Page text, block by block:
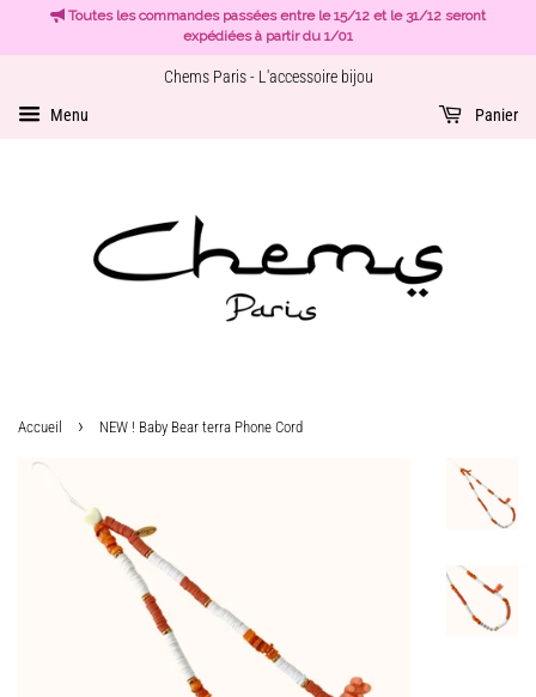
Toutes les commandes passées entre le 15/12 et le 31/12 seront
expédiées à partir du 1/01
Chems Paris - L'accessoire bijou
Menu Panier
Accueil › NEW ! Baby Bear terra Phone Cord